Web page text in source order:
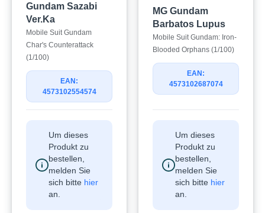
Gundam Sazabi
Ver.Ka
Mobile Suit Gundam
Char's Counterattack
(1/100)
EAN:
4573102554574
Um dieses
Produkt zu
bestellen,
melden Sie
sich bitte hier
an.
MG Gundam
Barbatos Lupus
Mobile Suit Gundam: Iron-
Blooded Orphans (1/100)
EAN:
4573102687074
Um dieses
Produkt zu
bestellen,
melden Sie
sich bitte hier
an.